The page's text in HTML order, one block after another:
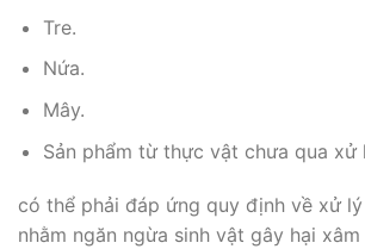
Tre.
Nứa.
Mây.
Sản phẩm từ thực vật chưa qua xử
có thể phải đáp ứng quy định về xử
nhằm ngăn ngừa sinh vật gây hại